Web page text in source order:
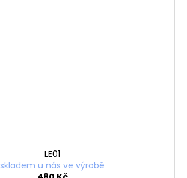
LE01
skladem u nás ve výrobě